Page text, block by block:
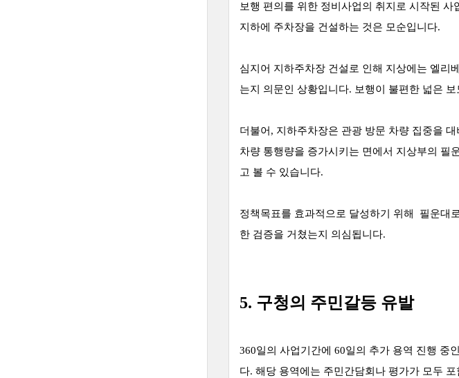
보행 편의를 위한 정비사업의 취지로 시작된
지하에 주차장을 건설하는 것은 모순입니다.
심지어 지하주차장 건설로 인해 지상에는 엘리
는지 의문인 상황입니다. 보행이 불편한 넓은
더불어, 지하주차장은 관광 방문 차량 집중을
차량 통행량을 증가시키는 면에서 지상부의 필
고 볼 수 있습니다.
정책목표를 효과적으로 달성하기 위해 필운대
한 검증을 거쳤는지 의심됩니다.
5. 구청의 주민갈등 유발
360일의 사업기간에 60일의 추가 용역 진행 중
다. 해당 용역에는 주민간담회나 평가가 모두